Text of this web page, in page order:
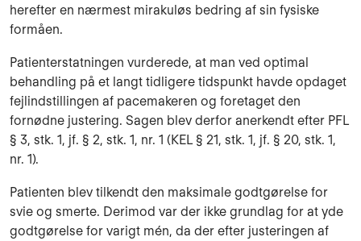
herefter en nærmest mirakuløs bedring af sin fysiske
formåen.
Patienterstatningen vurderede, at man ved optimal
behandling på et langt tidligere tidspunkt havde opdaget
fejlindstillingen af pacemakeren og foretaget den
fornødne justering. Sagen blev derfor anerkendt efter PFL
§ 3, stk. 1, jf. § 2, stk. 1, nr. 1 (KEL § 21, stk. 1, jf. § 20, stk. 1,
nr. 1).
Patienten blev tilkendt den maksimale godtgørelse for
svie og smerte. Derimod var der ikke grundlag for at yde
godtgørelse for varigt mén, da der efter justeringen af